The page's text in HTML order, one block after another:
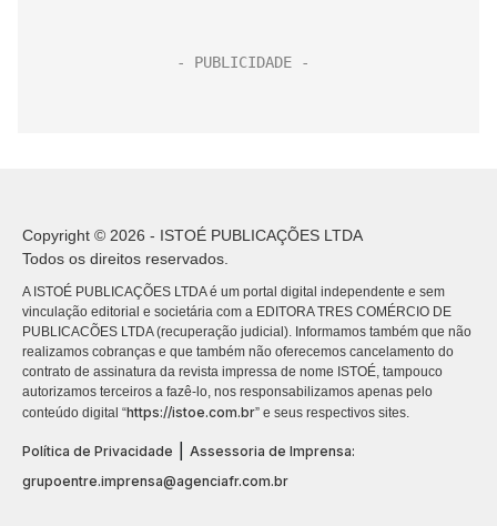
Copyright © 2026 - ISTOÉ PUBLICAÇÕES LTDA
Todos os direitos reservados.
A ISTOÉ PUBLICAÇÕES LTDA é um portal digital independente e sem
vinculação editorial e societária com a EDITORA TRES COMÉRCIO DE
PUBLICACÕES LTDA (recuperação judicial). Informamos também que não
realizamos cobranças e que também não oferecemos cancelamento do
contrato de assinatura da revista impressa de nome ISTOÉ, tampouco
autorizamos terceiros a fazê-lo, nos responsabilizamos apenas pelo
conteúdo digital “https://istoe.com.br” e seus respectivos sites.
Política de Privacidade
Assessoria de Imprensa:
grupoentre.imprensa@agenciafr.com.br